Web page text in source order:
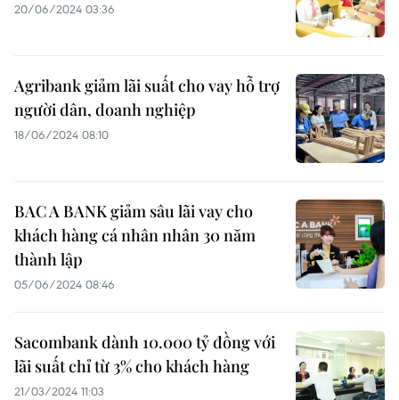
20/06/2024 03:36
Agribank giảm lãi suất cho vay hỗ trợ
người dân, doanh nghiệp
18/06/2024 08:10
BAC A BANK giảm sâu lãi vay cho
khách hàng cá nhân nhân 30 năm
thành lập
05/06/2024 08:46
Sacombank dành 10.000 tỷ đồng với
lãi suất chỉ từ 3% cho khách hàng
21/03/2024 11:03